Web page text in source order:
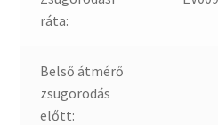
ráta:
Belső átmérő
zsugorodás
előtt: